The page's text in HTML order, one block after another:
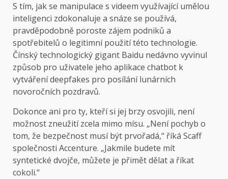
S tím, jak se manipulace s videem využívající umělou
inteligenci zdokonaluje a snáze se používá,
pravděpodobně poroste zájem podniků a
spotřebitelů o legitimní použití této technologie.
Čínský technologický gigant Baidu nedávno vyvinul
způsob pro uživatele jeho aplikace chatbot k
vytváření deepfakes pro posílání lunárních
novoročních pozdravů.
Dokonce ani pro ty, kteří si jej brzy osvojili, není
možnost zneužití zcela mimo mísu. „Není pochyb o
tom, že bezpečnost musí být prvořadá,“ říká Scaff
společnosti Accenture. „Jakmile budete mít
syntetické dvojče, můžete je přimět dělat a říkat
cokoli.“